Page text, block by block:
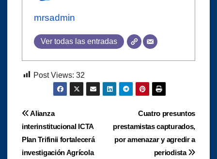
mrsadmin
Ver todas las entradas
Post Views: 32
Navegación
de
Cuatro presuntos
prestamistas capturados,
por amenazar y agredir a
periodista
Alianza
interinstitucional ICTA
Plan Trifinii fortalecerá
investigación Agrícola